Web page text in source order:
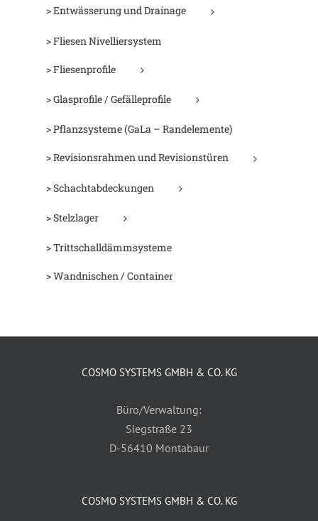
> Entwässerung und Drainage
> Fliesen Nivelliersystem
> Fliesenprofile
> Glasprofile / Gefälleprofile
> Pflanzsysteme (GaLa – Randelemente)
> Revisionsrahmen und Revisionstüren
> Schachtabdeckungen
> Stelzlager
> Trittschalldämmsysteme
> Wandnischen / Container
COSMO SYSTEMS GMBH & CO. KG
Büro/Verwaltung:
Siegstraße 23
D-56410 Montabaur
COSMO SYSTEMS GMBH & CO. KG